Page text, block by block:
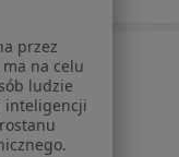
przez
na celu
ludzie
inteligencji